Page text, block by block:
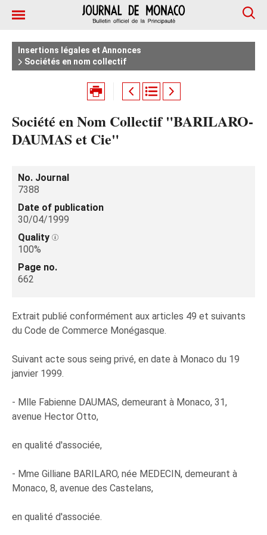
Insertions légales et Annonces
Sociétés en nom collectif
Société en Nom Collectif "BARILARO-
DAUMAS et Cie"
No. Journal
7388
Date of publication
30/04/1999
Quality
100%
Page no.
662
Extrait publié conformément aux articles 49 et suivants
du Code de Commerce Monégasque.
Suivant acte sous seing privé, en date à Monaco du 19
janvier 1999.
- Mlle Fabienne DAUMAS, demeurant à Monaco, 31,
avenue Hector Otto,
en qualité d'associée,
- Mme Gilliane BARILARO, née MEDECIN, demeurant à
Monaco, 8, avenue des Castelans,
en qualité d'associée.